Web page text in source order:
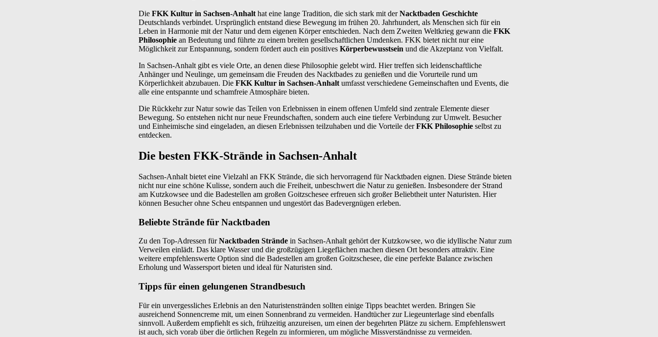
Die FKK Kultur in Sachsen-Anhalt hat eine lange Tradition, die sich stark mit derNacktbaden Geschichte
Deutschlands verbindet. Ursprünglich entstand diese Bewegung im frühen 20. Jahrhundert, als Menschen sich für ein
Leben in Harmonie mit der Natur und dem eigenen Körper entschieden. Nach dem Zweiten Weltkrieg gewann die FKK
Philosophie an Bedeutung und führte zu einem breiten gesellschaftlichen Umdenken. FKK bietet nicht nur eine
Möglichkeit zur Entspannung, sondern fördert auch ein positives Körperbewusstsein und die Akzeptanz von Vielfalt.
In Sachsen-Anhalt gibt es viele Orte, an denen diese Philosophie gelebt wird. Hier treffen sich leidenschaftliche
Anhänger und Neulinge, um gemeinsam die Freuden des Nacktbades zu genießen und die Vorurteile rund um
Körperlichkeit abzubauen. Die FKK Kultur in Sachsen-Anhalt umfasst verschiedene Gemeinschaften und Events, die
alle eine entspannte und schamfreie Atmosphäre bieten.
Die Rückkehr zur Natur sowie das Teilen von Erlebnissen in einem offenen Umfeld sind zentrale Elemente dieser
Bewegung. So entstehen nicht nur neue Freundschaften, sondern auch eine tiefere Verbindung zur Umwelt. Besucher
und Einheimische sind eingeladen, an diesen Erlebnissen teilzuhaben und die Vorteile derFKK Philosophie selbst zu
entdecken.
Die besten FKK-Strände in Sachsen-Anhalt
Sachsen-Anhalt bietet eine Vielzahl an FKK Strände, die sich hervorragend für Nacktbaden eignen. Diese Strände bieten
nicht nur eine schöne Kulisse, sondern auch die Freiheit, unbeschwert die Natur zu genießen. Insbesondere der Strand
am Kutzkowsee und die Badestellen am großen Goitzschesee erfreuen sich großer Beliebtheit unter Naturisten. Hier
können Besucher ohne Scheu entspannen und ungestört das Badevergnügen erleben.
Beliebte Strände für Nacktbaden
Zu den Top-Adressen fürNacktbaden Strände in Sachsen-Anhalt gehört der Kutzkowsee, wo die idyllische Natur zum
Verweilen einlädt. Das klare Wasser und die großzügigen Liegeflächen machen diesen Ort besonders attraktiv. Eine
weitere empfehlenswerte Option sind die Badestellen am großen Goitzschesee, die eine perfekte Balance zwischen
Erholung und Wassersport bieten und ideal für Naturisten sind.
Tipps für einen gelungenen Strandbesuch
Für ein unvergessliches Erlebnis an den Naturistenstränden sollten einige Tipps beachtet werden. Bringen Sie
ausreichend Sonnencreme mit, um einen Sonnenbrand zu vermeiden. Handtücher zur Liegeunterlage sind ebenfalls
sinnvoll. Außerdem empfiehlt es sich, frühzeitig anzureisen, um einen der begehrten Plätze zu sichern. Empfehlenswert
ist auch, sich vorab über die örtlichen Regeln zu informieren, um mögliche Missverständnisse zu vermeiden.